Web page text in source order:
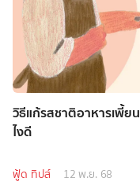
วิธีแก้รสชาติอาหารเพี้ย
ไงดี
ฟู้ด ทิปส์ 12 พ.ย. 68